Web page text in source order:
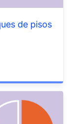
de pisos